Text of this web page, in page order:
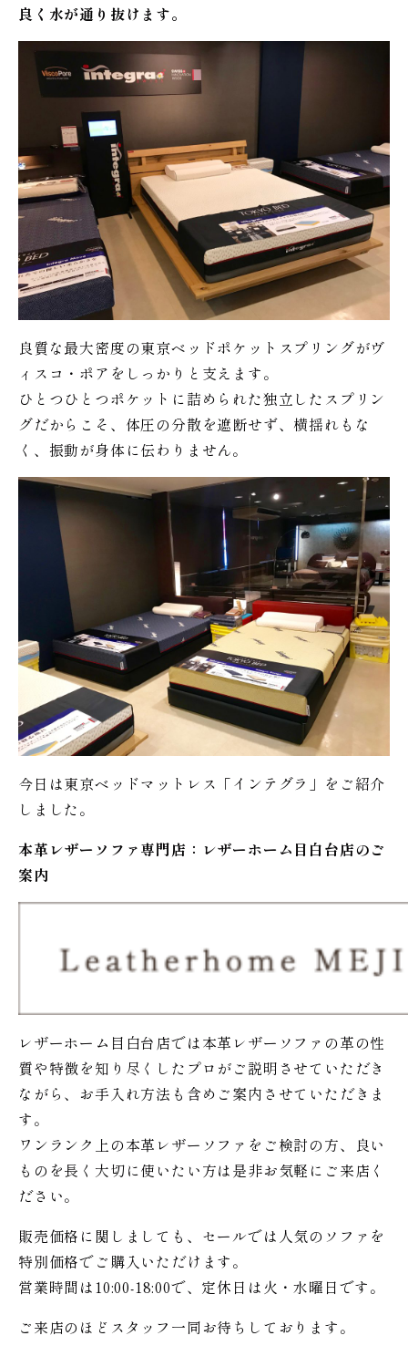
良く水が通り抜けます。
良質な最大密度の東京ベッドポケットスプリングがヴ
ィスコ・ポアをしっかりと支えます。
ひとつひとつポケットに詰められた独立したスプリン
グだからこそ、体圧の分散を遮断せず、横揺れもな
く、振動が身体に伝わりません。
今日は東京ベッドマットレス「インテグラ」をご紹介
しました。
本革レザーソファ専門店：レザーホーム 目白台店のご
案内
レザーホーム目白台店では本革レザーソファの革の性
質や特徴を知り尽くしたプロがご説明させていただき
ながら、お手入れ方法も含めご案内させていただきま
す。
ワンランク上の本革レザーソファをご検討の方、良い
ものを長く大切に使いたい方は是非お気軽にご来店く
ださい。
販売価格に関しましても、セールでは人気のソファを
特別価格でご購入いただけます。
営業時間は10:00-18:00で、定休日は火・水曜日です。
ご来店のほどスタッフ一同お待ちしております。